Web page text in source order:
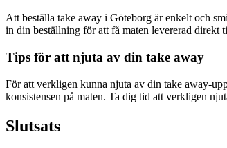
Att beställa take away i Göteborg är enkelt och
in din beställning för att få maten levererad direkt
Tips för att njuta av din take away
För att verkligen kunna njuta av din take away-
konsistensen på maten. Ta dig tid att verkligen
Slutsats